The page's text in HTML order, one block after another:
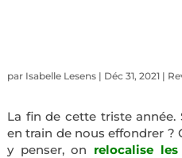
par Isabelle Lesens| Déc 31, 2021|
La fin de cette triste année.
en train de nous effondrer ?
y penser, on relocalise